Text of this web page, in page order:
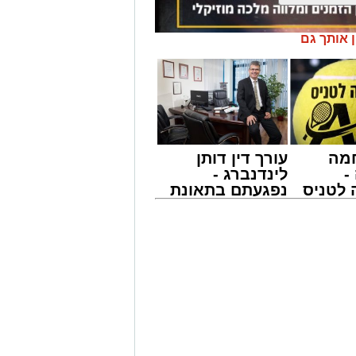
בפעילויות שונות ומגוונות, במוצאי
הזמנים ומלווה מלכה על ידי "המרכז
בשיתוף הרשות העירונית
אותך גם
-
לטניס
עורך דין דותן
לינדנברג -
נפגעתם בתאונת